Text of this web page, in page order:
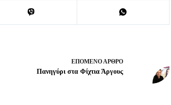
ΕΠΌΜΕΝΟΆΡΘΡΟ
Πανηγύρι στα Φίχτια Άργους